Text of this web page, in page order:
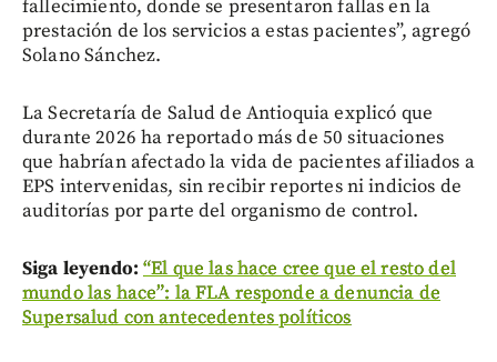
fallecimiento, donde se presentaron fallas en la
prestación de los servicios a estas pacientes”, agregó
Solano Sánchez.
La Secretaría de Salud de Antioquia explicó que
durante 2026 ha reportado más de 50 situaciones
que habrían afectado la vida de pacientes afiliados a
EPS intervenidas, sin recibir reportes ni indicios de
auditorías por parte del organismo de control.
Siga leyendo: “El que las hace cree que el resto del
mundo las hace”: la FLA responde a denuncia de
Supersalud con antecedentes políticos